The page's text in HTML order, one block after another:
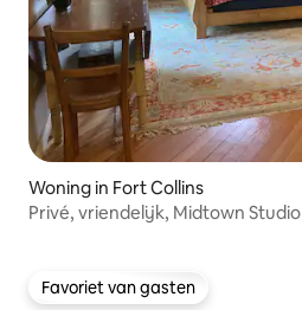
Woning in Fort Collins
Privé, vriendelijk, Midtown Studio
Favoriet van gasten
Favoriet van gasten